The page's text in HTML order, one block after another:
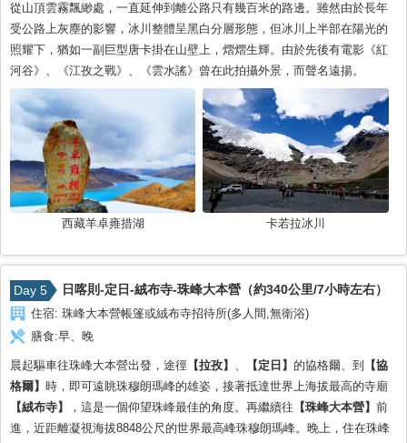
從山頂雲霧飄緲處，一直延伸到離公路只有幾百米的路邊。雖然由於長年
受公路上灰塵的影響，冰川整體呈黑白分層形態，但冰川上半部在陽光的
照耀下，猶如一副巨型唐卡掛在山壁上，熠熠生輝。由於先後有電影《紅
河谷》、《江孜之戰》、《雲水謠》曾在此拍攝外景，而聲名遠揚。
西藏羊卓雍措湖 卡若拉冰川
Day 5 日喀則-定日-絨布寺-珠峰大本營（約340公里/7小時左右）
住宿: 珠峰大本營帳篷或絨布寺招待所(多人間,無衛浴)
膳食:早、晚
晨起驅車往珠峰大本營出發，途徑 【拉孜】 、 【定日】 的協格爾、到
【協
格爾】 時，即可遠眺珠穆朗瑪峰的雄姿，接著抵達世界上海拔最高的寺廟
【絨布寺】
，這是一個仰望珠峰最佳的角度。再繼續往 【珠峰大本營】 前
進，近距離凝視海拔8848公尺的世界最高峰珠穆朗瑪峰。晚上，住在珠峰